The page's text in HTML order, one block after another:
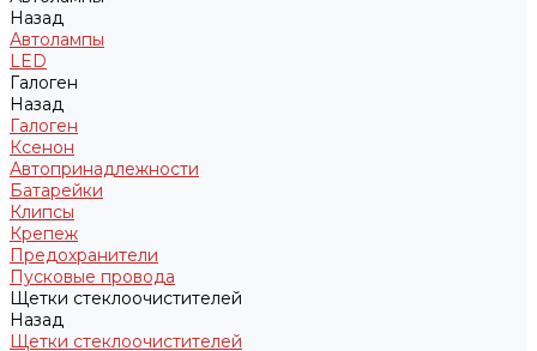
Назад
Автолампы
LED
Галоген
Назад
Галоген
Ксенон
Автопринадлежности
Батарейки
Клипсы
Крепеж
Предохранители
Пусковые провода
Щетки стеклоочистителей
Назад
Щетки стеклоочистителей